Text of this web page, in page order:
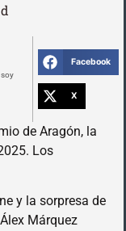
soy
Facebook
X
de Aragón, la
Los
y la sorpresa de
Márquez